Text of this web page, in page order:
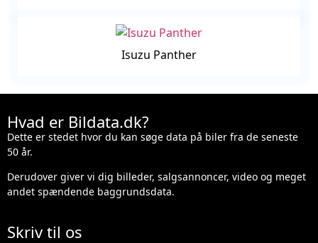
Isuzu Panther
Hvad er Bildata.dk?
Dette er stedet hvor du kan søge data på biler fra de seneste
50 år.
Derudover giver vi dig billeder, salgsannoncer, video og meget
andet spændende baggrundsdata.
Skriv til os